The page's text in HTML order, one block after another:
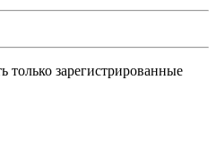
только зарегистрированные